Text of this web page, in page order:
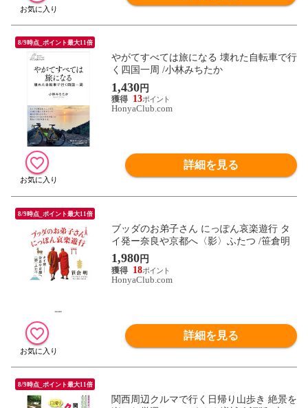
8/9時点_ポイント最大11倍
やがてすべては旅になる 壊れた自転車で行
く四国一周 /小林みちたか
1,430円
13
HonyaClub.com
詳細を見る
8/9時点_ポイント最大11倍
ブッダのお弟子さん にっぽん哀楽遊行 タ
イ発ー奈良や京都へ〈影〉ふたつ /笹倉明
1,980円
18
HonyaClub.com
詳細を見る
8/9時点_ポイント最大11倍
関西周辺クルマで行く日帰り山歩き 絶景を